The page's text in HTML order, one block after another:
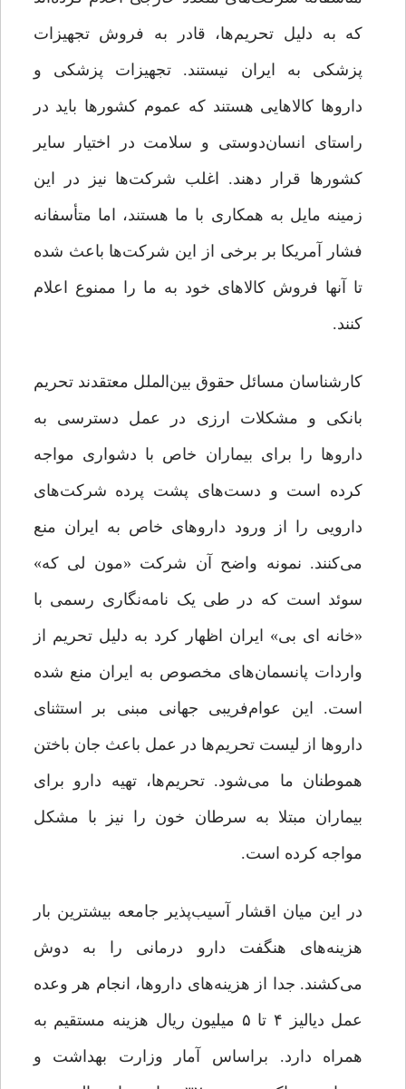
که به دلیل تحریم‌ها، قادر به فروش تجهیزات
پزشکی به ایران نیستند. تجهیزات پزشکی و
داروها کالاهایی هستند که عموم کشورها باید در
راستای انسان‌دوستی و سلامت در اختیار سایر
کشورها قرار دهند. اغلب شرکت‌ها نیز در این
زمینه مایل به همکاری با ما هستند، اما متأسفانه
فشار آمریکا بر برخی از این شرکت‌ها باعث شده
تا آنها فروش کالاهای خود به ما را ممنوع اعلام
کنند.
کارشناسان مسائل حقوق بین‌الملل معتقدند تحریم
بانکی و مشکلات ارزی در عمل دسترسی به
داروها را برای بیماران خاص با دشواری مواجه
کرده است و دست‌های پشت پرده شرکت‌های
دارویی را از ورود داروهای خاص به ایران منع
می‌کنند. نمونه واضح آن شرکت «مون لی که»
سوئد است که در طی یک نامه‌نگاری رسمی با
«خانه ای بی» ایران اظهار کرد به دلیل تحریم از
واردات پانسمان‌های مخصوص به ایران منع شده
است. این عوام‌فریبی جهانی مبنی بر استثنای
داروها از لیست تحریم‌ها در عمل باعث جان باختن
هموطنان ما می‌شود. تحریم‌ها، تهیه دارو برای
بیماران مبتلا به سرطان خون را نیز با مشکل
مواجه کرده است.
در این میان اقشار آسیب‌پذیر جامعه بیشترین بار
هزینه‌های هنگفت دارو درمانی را به دوش
می‌کشند. جدا از هزینه‌های داروها، انجام هر وعده
عمل دیالیز ۴ تا ۵ میلیون ریال هزینه مستقیم به
همراه دارد. براساس آمار وزارت بهداشت و